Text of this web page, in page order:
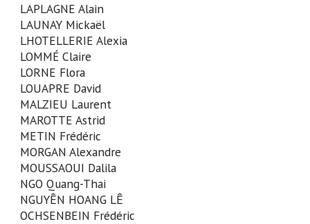
LAPLAGNE Alain
LAUNAY Mickaël
LHOTELLERIE Alexia
LOMMÉ Claire
LORNE Flora
LOUAPRE David
MALZIEU Laurent
MAROTTE Astrid
METIN Frédéric
MORGAN Alexandre
MOUSSAOUI Dalila
NGO Quang-Thai
NGUYÊN HOANG LÊ
OCHSENBEIN Frédéric